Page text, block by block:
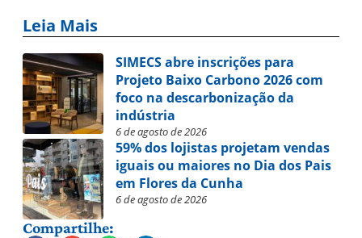
Leia Mais
SIMECS abre inscrições para
Projeto Baixo Carbono 2026 com
foco na descarbonização da
indústria
6 de agosto de 2026
59% dos lojistas projetam vendas
iguais ou maiores no Dia dos Pais
em Flores da Cunha
6 de agosto de 2026
Compartilhe: